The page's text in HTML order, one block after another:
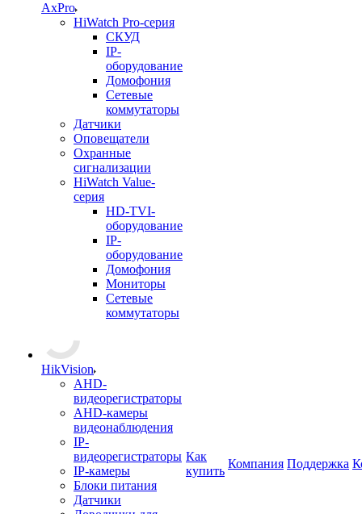
AxPro
HiWatch Pro-серия
CКУД
IP-
оборудование
Домофония
Сетевые
коммутаторы
Датчики
Оповещатели
Охранные
сигнализации
HiWatch Value-
серия
HD-TVI-
оборудование
IP-
оборудование
Домофония
Мониторы
Сетевые
коммутаторы
HikVision
AHD-
видеорегистраторы
AHD-камеры
видеонаблюдения
IP-
видеорегистраторы
IP-камеры
Блоки питания
Датчики
Как
купить
Компания Поддержка